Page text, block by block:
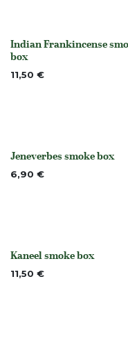
None
Indian Frankincense
box
11,50 €
None
Jeneverbes smoke box
6,90 €
None
Kaneel smoke box
11,50 €